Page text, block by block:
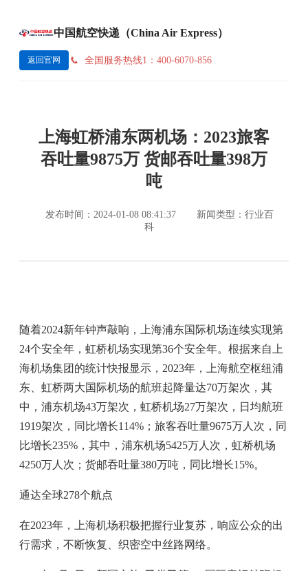
中国航空快递（China Air Express）
返回官网 全国服务热线1：400-6070-856
上海虹桥浦东两机场：2023旅客
吞吐量9875万 货邮吞吐量398万
吨
发布时间：2024-01-08 08:41:37
新闻类型：行业百
科
随着2024新年钟声敲响，上海浦东国际机场连续实现第
24个安全年，虹桥机场实现第36个安全年。根据来自上
海机场集团的统计快报显示，2023年，上海航空枢纽浦
东、虹桥两大国际机场的航班起降量达70万架次，其
中，浦东机场43万架次，虹桥机场27万架次，日均航班
1919架次，同比增长114%；旅客吞吐量9675万人次，同
比增长235%，其中，浦东机场5425万人次，虹桥机场
4250万人次；货邮吞吐量380万吨，同比增长15%。
通达全球278个航点
在2023年，上海机场积极把握行业复苏，响应公众的出
行需求，不断恢复、织密空中丝路网络。